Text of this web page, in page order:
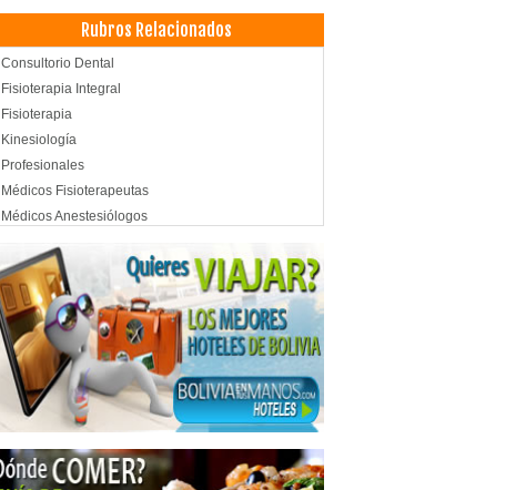
Rubros Relacionados
Consultorio Dental
Fisioterapia Integral
Fisioterapia
Kinesiología
Profesionales
Médicos Fisioterapeutas
Médicos Anestesiólogos
Salud Integral
Supermercados